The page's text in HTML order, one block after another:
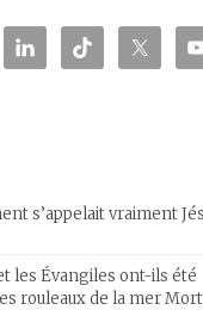
s’appelait vraiment
les Évangiles ont-ils été
rouleaux de la mer